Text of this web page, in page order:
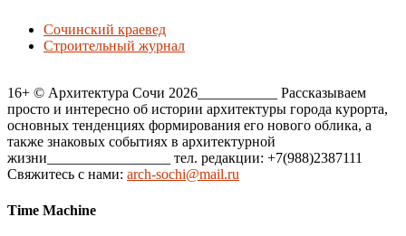
Сочинский краевед
Строительный журнал
16+ © Архитектура Сочи 2026___________ Рассказываем
просто и интересно об истории архитектуры города курорта,
основных тенденциях формирования его нового облика, а
также знаковых событиях в архитектурной
жизни_________________ тел. редакции: +7(988)2387111
Свяжитесь с нами: arch-sochi@mail.ru
Time Machine